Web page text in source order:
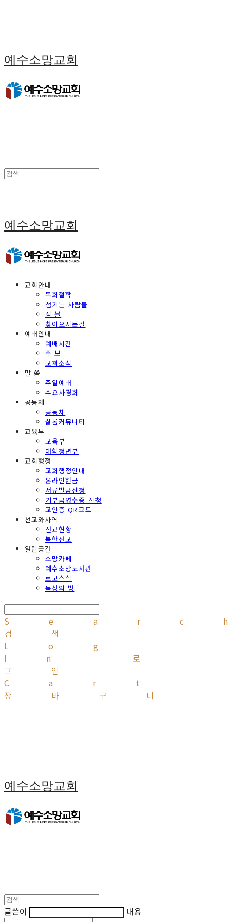
예수소망교회
예수소망교회
교회안내
목회철학
섬기는 사람들
심 볼
찾아오시는길
예배안내
예배시간
주 보
교회소식
말 씀
주일예배
수요사경회
공동체
공동체
샬롬커뮤니티
교육부
교육부
대학청년부
교회행정
교회행정안내
온라인헌금
서류발급신청
기부금영수증 신청
교인증 QR코드
선교와사역
선교현황
북한선교
열린공간
소망카페
예수소망도서관
로고스실
묵상의 방
검색
Log
In
로
그인
Cart
장바구니
예수소망교회
글쓴이 내용